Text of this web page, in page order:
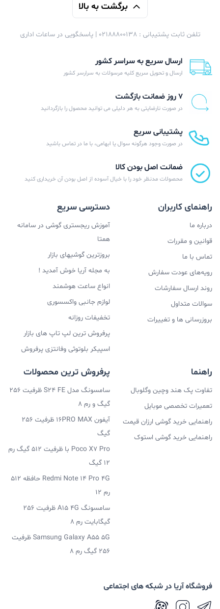
برگشت به بالا
تلفن ثابت پشتیبانی : 02188800138 | پاسخگویی در ساعات اداری
ارسال سریع به سراسر کشور
ارسال و تحویل سریع کلیه مرسولات به سرارسر کشور
۷ روز ضمانت بازگشت
در صورت نارضایتی به هر دلیلی می توانید محصول را بازگردانید
پشتیبانی سریع
در صورت وجود هرگونه سوال یا ابهامی، با ما در تماس باشید
ضمانت اصل بودن کالا
محصولات مدنظر خود را با خیال آسوده از اصل بودن آن خریداری کنید
راهنمای کاربران
درباره ما
قوانین و مقررات
تماس با ما
رویه‌های عودت سفارش
روند ارسال سفارشات
سوالات متداول
بروزرسانی ها و تغییرات
دسترسی سریع
آموزش ریجستری گوشی در سامانه
همتا
بروزترین گوشیهای بازار
به مجله آریا خوش آمدید !
انواع ساعت هوشمند
لوازم جانبی واکسسوری
تخفیفات روزانه
پرفروش ترین لپ تاپ های بازار
اسپیکر بلوتوثی وفانتزی پرفروش
راهنما
تفاوت پک هند وچین وگلوبال
تعمیرات تخصصی موبایل
راهنمایی خرید گوشی ارزان قیمت
راهنمایی خرید گوشی استوک
پرفروش ترین محصولات
سامسونگ مدل S24 FE ظرفیت 256
گیگ و رم 8
آیفون 16PRO MAX ظرفیت 256
گیگ
Poco X7 Pro با ظرفیت 512 گیگ رم
12 گیگ
Redmi Note 14 Pro 4G حافظه 512
رم 12
سامسونگ A15 4G ظرفیت 256
گیگابایت رم 8
Samsung Galaxy A55 5G ظرفیت
256 گیگ رم 8
فروشگاه آریا در شبکه های اجتماعی